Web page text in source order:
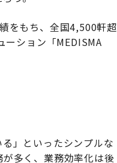
をもち、全国4,500軒超
ション「MEDISMA
」といったシンプルな
多く、業務効率化は後